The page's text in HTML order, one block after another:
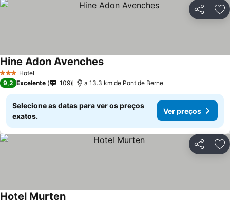
Partilhar
3 EstrelasHotel
Hine Adon Avenches
9,2 Excelente 109 a 13.3 km de Pont de Berne
Selecione as datas para ver os preços
exatos.
Ver preços
Partilhar
Hotel Murten